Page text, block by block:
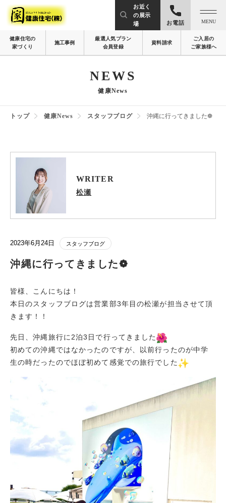
お近く
の展示
場
お電話 MENU
健康住宅の
家づくり
施工事例
厳選人気プラン
会員登録
資料請求
ご入居の
ご家族様へ
NEWS
健康News
トップ 健康News スタッフブログ 沖縄に行ってきました❁
WRITER
松瀬
2023年6月24日 スタッフブログ
沖縄に行ってきました❁
皆様、こんにちは！
本日のスタッフブログは営業部3年目の松瀬が担当させて頂
きます！！
先日、沖縄旅行に2泊3日で行ってきました
初めての沖縄ではなかったのですが、以前行ったのが中学
生の時だったのでほぼ初めて感覚での旅行でした